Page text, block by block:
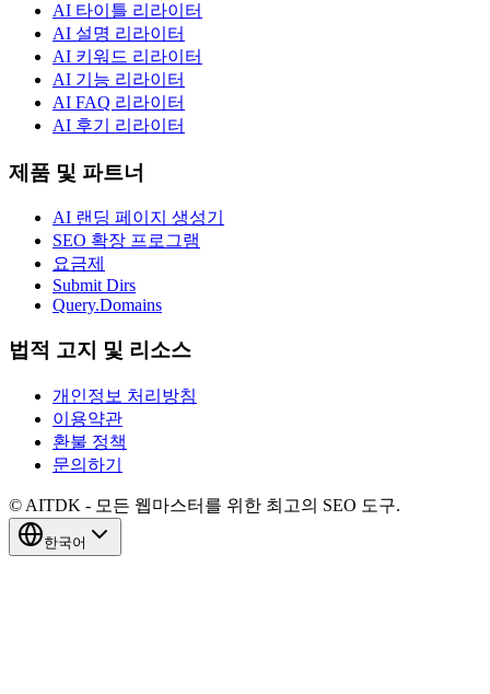
AI 타이틀 리라이터
AI 설명 리라이터
AI 키워드 리라이터
AI 기능 리라이터
AI FAQ 리라이터
AI 후기 리라이터
제품 및 파트너
AI 랜딩 페이지 생성기
SEO 확장 프로그램
요금제
Submit Dirs
Query.Domains
법적 고지 및 리소스
개인정보 처리방침
이용약관
환불 정책
문의하기
© AITDK - 모든 웹마스터를 위한 최고의 SEO 도구.
한국어